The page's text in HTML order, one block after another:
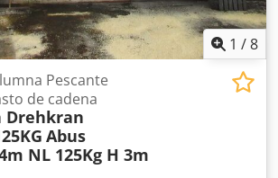
1 /8
Pescante
de cadena
Drehkran
Abus
NL 125Kg H 3m